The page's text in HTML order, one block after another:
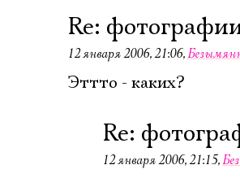
Re:
12 января 2006, 21:06,
Эттто - каких?
Re:
12 января 2006, 21:15,
Электропочта